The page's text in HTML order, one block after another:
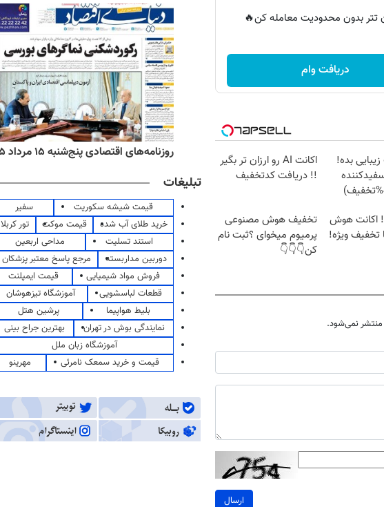
تتر بدون محدودیت معامله کن🔥
دریافت وام
بده!
اکانت AI رو ارزان تر بگیر
!! دریافت کدتخفیف
اکانت هوش
تخفیف ویژه!
تخفیف هوش مصنوعی
پرمیوم میخوای ؟ثبت نام
کن👇👇👇
نمی‌شود.
ارسال
روزنامه‌های اقتصادی پنج‌شنبه ۱۵ مرداد ۱۴۰۵ روزنامه‌های صبح پنج‌شنبه ۱۵ مرداد ۱۴۰۵
تبلیغات
قیمت شیشه سکوریت
سفیر
خرید طلای آب شده
قیمت موکت
تور کربلا
استند تسلیت
مداحی اربعین
دوربین مداربسته
مرجع پاسخ معتبر پزشکان
فروش مواد شیمیایی
قیمت ایمپلنت
قطعات لباسشویی
آموزشگاه تیزهوشان
بلیط هواپیما
پرشین هتل
نمایندگی بوش در تهران
بهترین جراح بینی
آموزشگاه زبان ملل
قیمت و خرید سمعک نامرئی
مهرینو